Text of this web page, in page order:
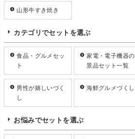
山形牛すき焼き
カテゴリでセットを選ぶ
食品・グルメセッ
ト
家電・電子機器の
景品セット一覧
男性が嬉しいづく
し
海鮮グルメづくし
お悩みでセットを選ぶ